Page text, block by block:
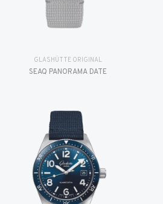
GLASHÜTTE ORIGINAL
SEAQ PANORAMA DATE